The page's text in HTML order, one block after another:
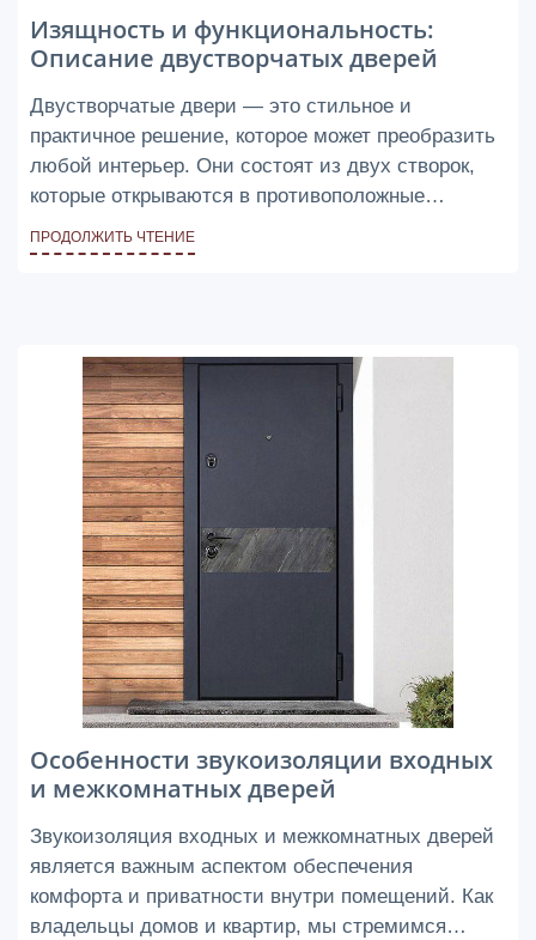
Изящность и функциональность:
Описание двустворчатых дверей
Двустворчатые двери — это стильное и
практичное решение, которое может преобразить
любой интерьер. Они состоят из двух створок,
которые открываются в противоположные
стороны, создавая впечатляющий эффект и
улучшая функциональность помещения.
ПРОДОЛЖИТЬ ЧТЕНИЕ
Особенности звукоизоляции входных
и межкомнатных дверей
Звукоизоляция входных и межкомнатных дверей
является важным аспектом обеспечения
комфорта и приватности внутри помещений. Как
владельцы домов и квартир, мы стремимся